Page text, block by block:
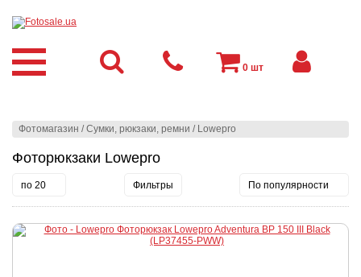
Фотомагазин /Сумки, рюкзаки, ремни / Lowepro
Фоторюкзаки Lowepro
по 20 Фильтры По популярности
0 шт